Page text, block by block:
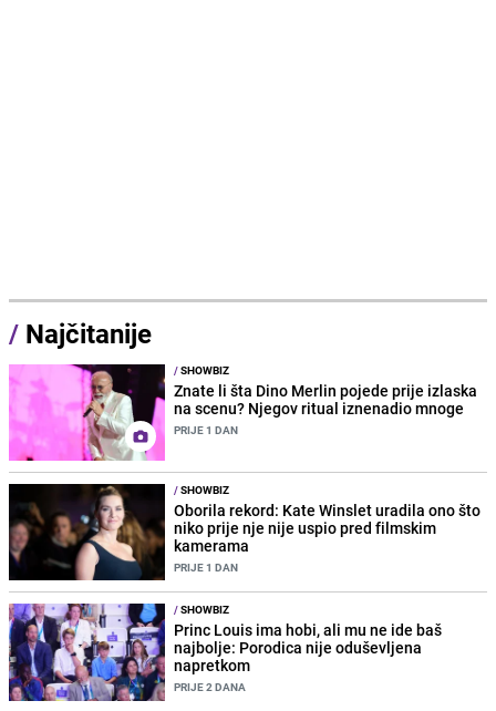
/ Najčitanije
/SHOWBIZ
Znate li šta Dino Merlin pojede prije izlaska
na scenu? Njegov ritual iznenadio mnoge
PRIJE 1 DAN
/SHOWBIZ
Oborila rekord: Kate Winslet uradila ono što
niko prije nje nije uspio pred filmskim
kamerama
PRIJE 1 DAN
/SHOWBIZ
Princ Louis ima hobi, ali mu ne ide baš
najbolje: Porodica nije oduševljena
napretkom
PRIJE 2 DANA